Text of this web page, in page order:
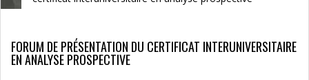
FORUM DE PRÉSENTATION DU CERTIFICAT INTERUNIVERSITAIRE
EN ANALYSE PROSPECTIVE